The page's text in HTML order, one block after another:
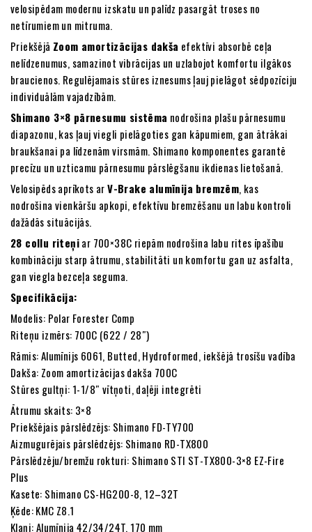
velosipēdam modernu izskatu un palīdz pasargāt troses no
netīrumiem un mitruma.
Priekšējā Zoom amortizācijas dakša efektīvi absorbē ceļa
nelīdzenumus, samazinot vibrācijas un uzlabojot komfortu ilgākos
braucienos. Regulējamais stūres iznesums ļauj pielāgot sēdpozīciju
individuālām vajadzībām.
Shimano 3×8 pārnesumu sistēma nodrošina plašu pārnesumu
diapazonu, kas ļauj viegli pielāgoties gan kāpumiem, gan ātrākai
braukšanai pa līdzenām virsmām. Shimano komponentes garantē
precīzu un uzticamu pārnesumu pārslēgšanu ikdienas lietošanā.
Velosipēds aprīkots arV-Brake alumīnija bremzēm, kas
nodrošina vienkāršu apkopi, efektīvu bremzēšanu un labu kontroli
dažādās situācijās.
28 collu riteņiar 700×38C riepām nodrošina labu rites īpašību
kombināciju starp ātrumu, stabilitāti un komfortu gan uz asfalta,
gan viegla bezceļa seguma.
Specifikācija:
Modelis: Polar Forester Comp
Riteņu izmērs: 700C (622 / 28″)
Rāmis: Alumīnijs 6061, Butted, Hydroformed, iekšējā trosīšu vadība
Dakša: Zoom amortizācijas dakša 700C
Stūres gultņi: 1-1/8″ vītņoti, daļēji integrēti
Ātrumu skaits: 3×8
Priekšējais pārslēdzējs: Shimano FD-TY700
Aizmugurējais pārslēdzējs: Shimano RD-TX800
Pārslēdzēju/bremžu rokturi: Shimano STI ST-TX800-3×8 EZ-Fire
Plus
Kasete: Shimano CS-HG200-8, 12–32T
Ķēde: KMC Z8.1
Klaņi: Alumīnija 42/34/24T, 170 mm